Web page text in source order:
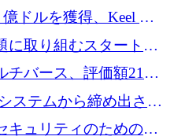
ス層を構築する
ドルを獲得、Keel の
ーランドのソフトウェ
に取り組むスタートア
チバース、評価額21億
達ステムから締め出され
アクセスをもたらす
キュリティのためのフ